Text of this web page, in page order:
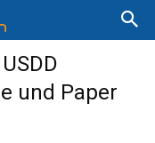
und Paper